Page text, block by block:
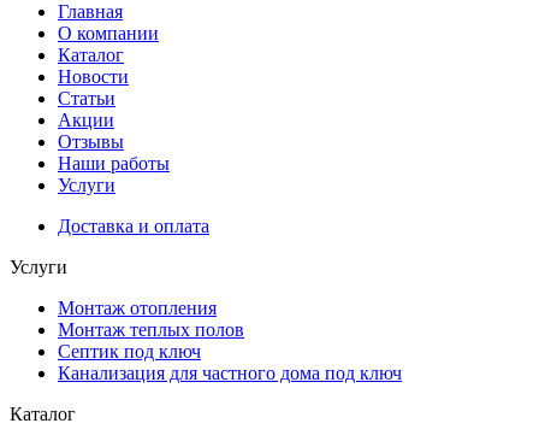
Главная
О компании
Каталог
Новости
Статьи
Акции
Отзывы
Наши работы
Услуги
Доставка и оплата
Услуги
Монтаж отопления
Монтаж теплых полов
Септик под ключ
Канализация для частного дома под ключ
Каталог